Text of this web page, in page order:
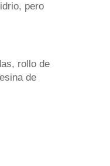
pero
rollo de
de